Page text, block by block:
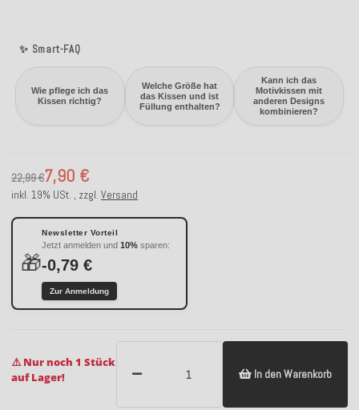
✨ Smart-FAQ
Wie pflege ich das
Kissen richtig?
Welche Größe hat
das Kissen und ist
Füllung enthalten?
Kann ich das
Motivkissen mit
anderen Designs
kombinieren?
7,90 €
22,99 €
inkl. 19% USt. , zzgl. Versand
🎁
Newsletter Vorteil
Jetzt anmelden und 10% sparen:
-0,79 €
Zur Anmeldung
⚠️ Nur noch 1 Stück
auf Lager!
In den Warenkorb